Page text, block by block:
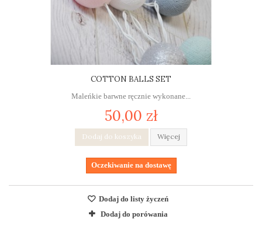
COTTON BALLS SET
Maleńkie barwne ręcznie wykonane...
50,00 zł
Dodaj do koszyka Więcej
Oczekiwanie na dostawę
Dodaj do listy życzeń
Dodaj do porówania